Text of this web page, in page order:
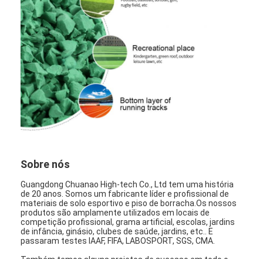
Sobre nós
Excursão da fábrica
Controle da qualidade
Contacte-nos
Notícia
Piso de borracha desportiva
Piso de borracha de parque infantil
Pavimentos de borracha de condicionamento
Sobre nós
Guangdong Chuanao High-tech Co., Ltd tem uma história
de 20 anos. Somos um fabricante líder e profissional de
materiais de solo esportivo e piso de borracha.Os nossos
produtos são amplamente utilizados em locais de
competição profissional, grama artificial, escolas, jardins
de infância, ginásio, clubes de saúde, jardins, etc.. E
passaram testes IAAF, FIFA, LABOSPORT, SGS, CMA.